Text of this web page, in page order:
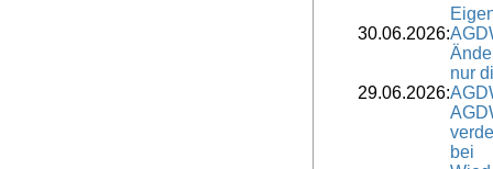
30.06.2026:
nur
29.06.2026:
bei